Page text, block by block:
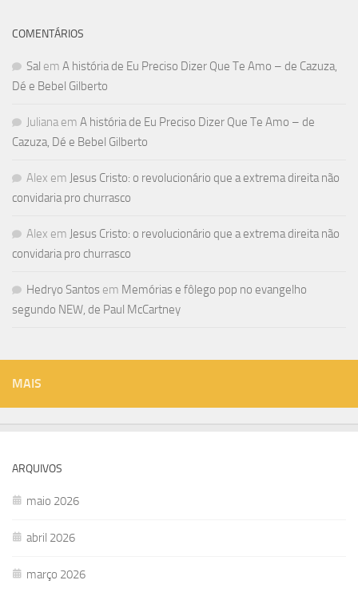
COMENTÁRIOS
Sal em A história de Eu Preciso Dizer Que Te Amo – de Cazuza,
Dé e Bebel Gilberto
Juliana em A história de Eu Preciso Dizer Que Te Amo – de
Cazuza, Dé e Bebel Gilberto
Alex em Jesus Cristo: o revolucionário que a extrema direita não
convidaria pro churrasco
Alex em Jesus Cristo: o revolucionário que a extrema direita não
convidaria pro churrasco
Hedryo Santos em Memórias e fôlego pop no evangelho
segundo NEW, de Paul McCartney
MAIS
ARQUIVOS
maio 2026
abril 2026
março 2026